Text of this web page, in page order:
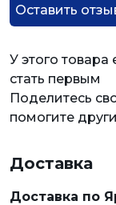
Оставить
У этого
стать первым
Поделитесь
помогите
Доставка
Доставка по